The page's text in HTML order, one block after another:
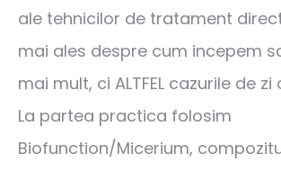
ale tehnicilor de tratament
mai ales despre cum incepem
mai mult, ci ALTFEL cazurile de zi
La partea practica folosim
Biofunction/Micerium,